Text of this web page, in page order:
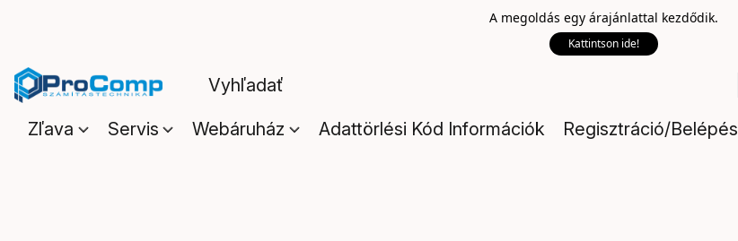
A megoldás egy árajánlattal kezdődik.
Kattintson ide!
Zľava Servis Webáruház Adattörlési Kód Információk Regisztráció/Belépés